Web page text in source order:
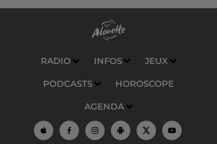
RADIO INFOS JEUX
PODCASTS HOROSCOPE
AGENDA